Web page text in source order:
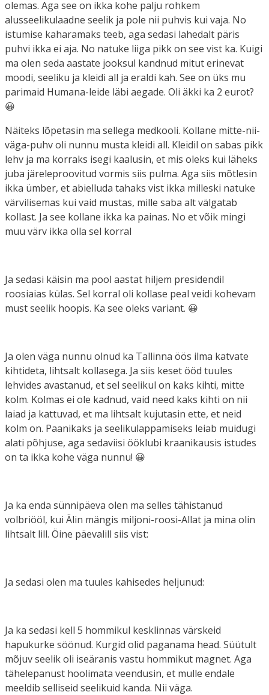
olemas. Aga see on ikka kohe palju rohkem
alusseelikulaadne seelik ja pole nii puhvis kui vaja. No
istumise kaharamaks teeb, aga sedasi lahedalt päris
puhvi ikka ei aja. No natuke liiga pikk on see vist ka. Kuigi
ma olen seda aastate jooksul kandnud mitut erinevat
moodi, seeliku ja kleidi all ja eraldi kah. See on üks mu
parimaid Humana-leide läbi aegade. Oli äkki ka 2 eurot?
😀
Näiteks lõpetasin ma sellega medkooli. Kollane mitte-nii-
väga-puhv oli nunnu musta kleidi all. Kleidil on sabas pikk
lehv ja ma korraks isegi kaalusin, et mis oleks kui läheks
juba järeleproovitud vormis siis pulma. Aga siis mõtlesin
ikka ümber, et abielluda tahaks vist ikka milleski natuke
värvilisemas kui vaid mustas, mille saba alt välgatab
kollast. Ja see kollane ikka ka painas. No et võik mingi
muu värv ikka olla sel korral
Ja sedasi käisin ma pool aastat hiljem presidendil
roosiaias külas. Sel korral oli kollase peal veidi kohevam
must seelik hoopis. Ka see oleks variant. 😀
Ja olen väga nunnu olnud ka Tallinna öös ilma katvate
kihtideta, lihtsalt kollasega. Ja siis keset ööd tuules
lehvides avastanud, et sel seelikul on kaks kihti, mitte
kolm. Kolmas ei ole kadnud, vaid need kaks kihti on nii
laiad ja kattuvad, et ma lihtsalt kujutasin ette, et neid
kolm on. Paanikaks ja seelikulappamiseks leiab muidugi
alati põhjuse, aga sedaviisi ööklubi kraanikausis istudes
on ta ikka kohe väga nunnu! 😀
Ja ka enda sünnipäeva olen ma selles tähistanud
volbriööl, kui Älin mängis miljoni-roosi-Allat ja mina olin
lihtsalt lill. Öine päevalill siis vist:
Ja sedasi olen ma tuules kahisedes heljunud:
Ja ka sedasi kell 5 hommikul kesklinnas värskeid
hapukurke söönud. Kurgid olid paganama head. Süütult
mõjuv seelik oli iseäranis vastu hommikut magnet. Aga
tähelepanust hoolimata veendusin, et mulle endale
meeldib selliseid seelikuid kanda. Nii väga.